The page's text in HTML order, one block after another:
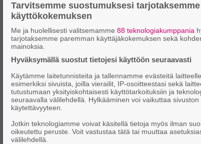
Tarvitsemme suostumuksesi
käyttökokemuksen
Me ja huolellisesti valitsemamme 88 teknologiakumppania
tarjotaksemme paremman käyttäjäkokemuksen sekä
mainoksia.
Hyväksymällä suostut tietojesi käyttöön seuraavasti
Käytämme laitetunnisteita ja tallennamme evästeitä
esimerkiksi sivuista, joilla vierailit, IP-osoitteestasi sekä
tutustumaan yksityiskohtaisesti käyttötarkoituksiin ja
seuraavalla välilehdellä. Hylkääminen voi vaikuttaa
käytettävyyteen.
Jotkin teknologiamme voivat käsitellä tietoja myös ilman
oikeutettu peruste. Voit vastustaa tätä tai muuttaa
välilehdellä.